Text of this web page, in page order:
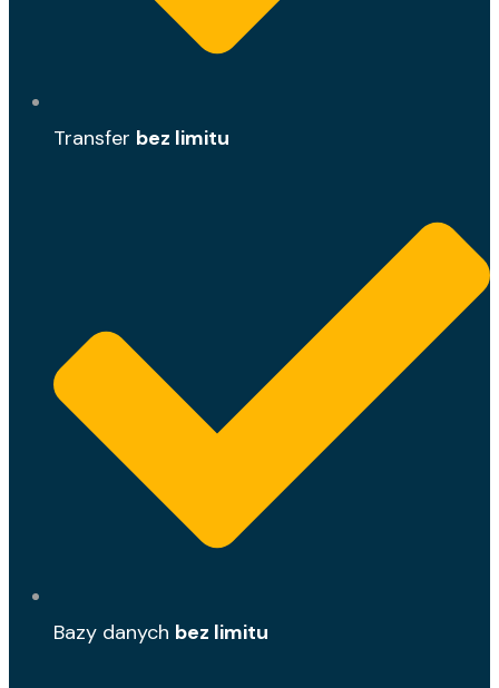
Transfer bez limitu
Bazy danych bez limitu